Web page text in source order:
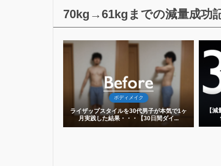
70kg→61kgまでの減量成功
イルを30代男子が本気で1ヶ
26May
ボディメイク
【減量】ライザップスタイル開始4週間後の
体重変化と実践して気づいたこと